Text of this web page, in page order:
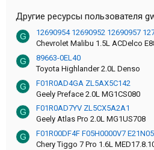
Другие ресурсы пользователя
G
12690954 12690952 12690957
Chevrolet Malibu 1.5L ACDelco
G
89663-0EL40
Toyota Highlander 2.0L Denso
G
F01R0AD4GA ZL5AX5C142
Geely Preface 2.0L MG1CS080
G
F01R0AD7YV ZL5CX5A2A1
Geely Atlas Pro 2.0L MG1US708
G
F01R00DF4F F05H0000V7
Chery Tiggo 7 Pro 1.6L